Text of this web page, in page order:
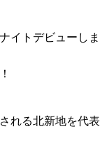
イトデビューしま
れる北新地を代表